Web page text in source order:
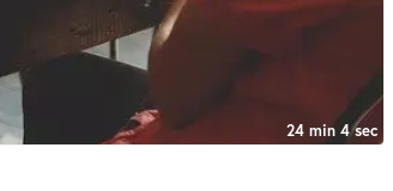
24 min 4 sec